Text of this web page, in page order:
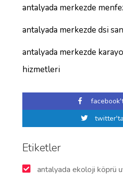
antalyada merkezde
antalyada merkezde dsi
antalyada merkezde
hizmetleri
Etiketler
antalyada ekoloji köprü